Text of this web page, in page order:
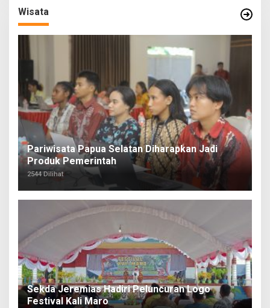
Wisata
Pariwisata Papua Selatan Diharapkan Jadi
Produk Pemerintah
2544 Dilihat
Sekda Jeremias Hadiri Peluncuran Logo
Festival Kali Maro